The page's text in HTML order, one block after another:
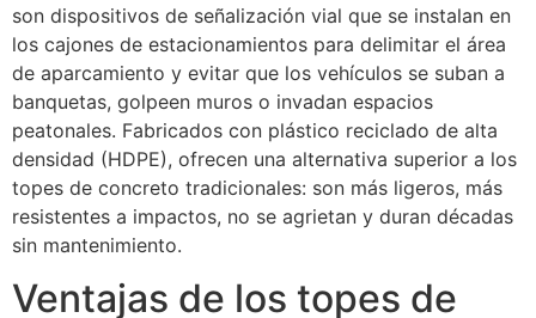
son dispositivos de señalización vial que se instalan en
los cajones de estacionamientos para delimitar el área
de aparcamiento y evitar que los vehículos se suban a
banquetas, golpeen muros o invadan espacios
peatonales. Fabricados con plástico reciclado de alta
densidad (HDPE), ofrecen una alternativa superior a los
topes de concreto tradicionales: son más ligeros, más
resistentes a impactos, no se agrietan y duran décadas
sin mantenimiento.
Ventajas de los topes de